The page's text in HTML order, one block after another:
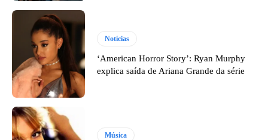
Notícias
‘American Horror Story’: Ryan Murphy
explica saída de Ariana Grande da série
Música